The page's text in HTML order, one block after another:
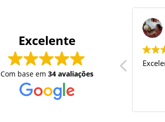
Excelente
Com base em 34 avaliações
Excelente atendimento